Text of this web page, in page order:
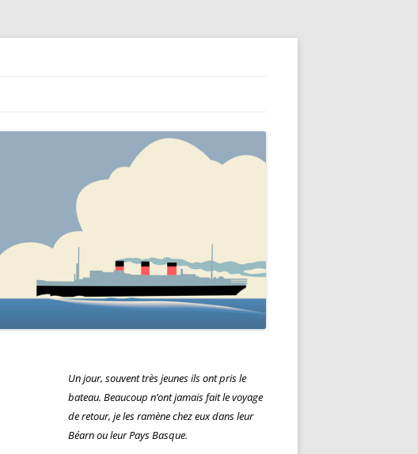
Un jour, souvent très jeunes ils ont pris le
bateau. Beaucoup n’ont jamais fait le voyage
de retour, je les ramène chez eux dans leur
Béarn ou leur Pays Basque.